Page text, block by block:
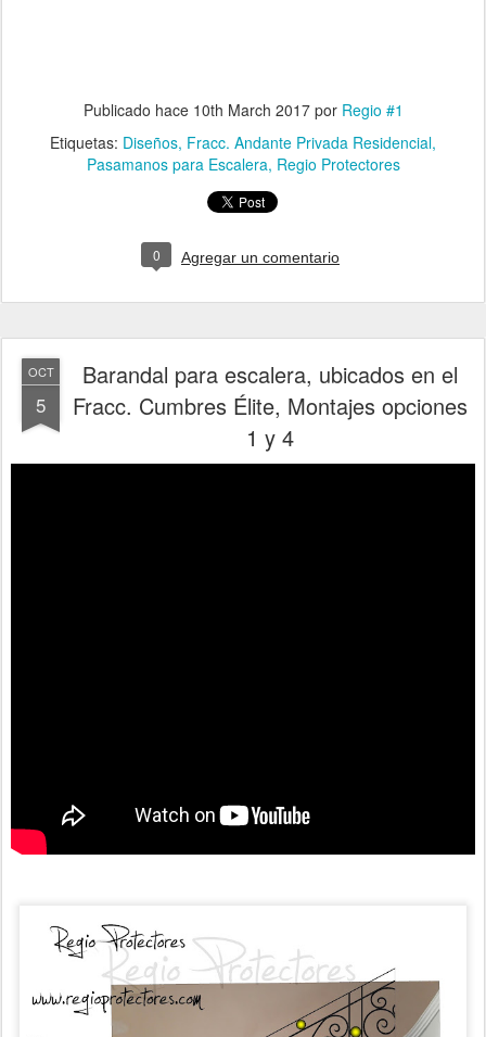
Publicado hace 10th March 2017por Regio #1
Etiquetas: Diseños Fracc. Andante Privada Residencial
Pasamanos para Escalera Regio Protectores
0 Agregar un comentario
OCT
5
Barandal para escalera, ubicados en el
Fracc. Cumbres Élite, Montajes opciones
1 y 4